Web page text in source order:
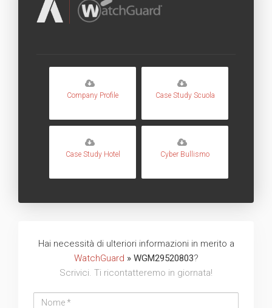
Company Profile Case Study Scuola
Case Study Hotel Cyber Bullismo
Hai necessità di ulteriori informazioni in merito a
WatchGuard » WGM29520803?
Scrivici. Ti ricontatteremo in giornata!